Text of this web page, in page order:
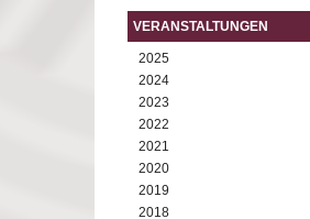
VERANSTALTUNGEN
2025
2024
2023
2022
2021
2020
2019
2018